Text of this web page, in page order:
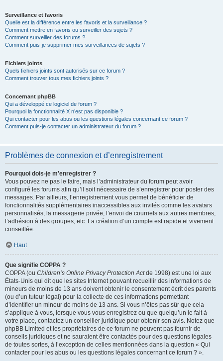
Surveillance et favoris
Quelle est la différence entre les favoris et la surveillance ?
Comment mettre en favoris ou surveiller des sujets ?
Comment surveiller des forums ?
Comment puis-je supprimer mes surveillances de sujets ?
Fichiers joints
Quels fichiers joints sont autorisés sur ce forum ?
Comment trouver tous mes fichiers joints ?
Concernant phpBB
Qui a développé ce logiciel de forum ?
Pourquoi la fonctionnalité X n’est pas disponible ?
Qui contacter pour les abus ou les questions légales concernant ce forum ?
Comment puis-je contacter un administrateur du forum ?
Problèmes de connexion et d’enregistrement
Pourquoi dois-je m’enregistrer ?
Vous pouvez ne pas le faire, mais l’administrateur du forum peut avoir
configuré les forums afin qu’il soit nécessaire de s’enregistrer pour poster des
messages. Par ailleurs, l’enregistrement vous permet de bénéficier de
fonctionnalités supplémentaires inaccessibles aux invités comme les avatars
personnalisés, la messagerie privée, l’envoi de courriels aux autres membres,
l’adhésion à des groupes, etc. La création d’un compte est rapide et vivement
conseillée.
Haut
Que signifie COPPA ?
COPPA (ou Children’s Online Privacy Protection Actde 1998) est une loi aux
États-Unis qui dit que les sites Internet pouvant recueillir des informations de
mineurs de moins de 13 ans doivent obtenir le consentement écrit des parents
(ou d’un tuteur légal) pour la collecte de ces informations permettant
d’identifier un mineur de moins de 13 ans. Si vous n’êtes pas sûr que cela
s’applique à vous, lorsque vous vous enregistrez ou que quelqu’un le fait à
votre place, contactez un conseiller juridique pour obtenir son avis. Notez que
phpBB Limited et les propriétaires de ce forum ne peuvent pas fournir de
conseils juridiques et ne sauraient être contactés pour des questions légales
de toutes sortes, à l’exception de celles mentionnées dans la question « Qui
contacter pour les abus ou les questions légales concernant ce forum ? ».